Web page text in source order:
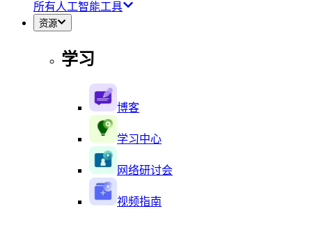
所有人工智能工具
资源
学习
博客
学习中心
网络研讨会
视频指南